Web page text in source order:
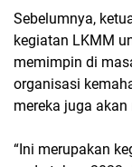
Sebelumnya,
kegiatan LKMM
memimpin di
organisasi
mereka juga
“Ini merupakan